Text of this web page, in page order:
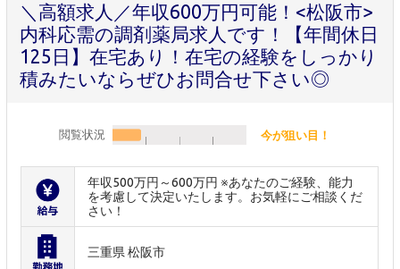
＼高額求人／年収600万円可能！<松阪市>
内科応需の調剤薬局求人です！【年間休日
125日】在宅あり！在宅の経験をしっかり
積みたいならぜひお問合せ下さい◎
閲覧状況 今が狙い目！
年収500万円～600万円 ※あなたのご経験、能力
を考慮して決定いたします。お気軽にご相談くだ
さい！
三重県 松阪市